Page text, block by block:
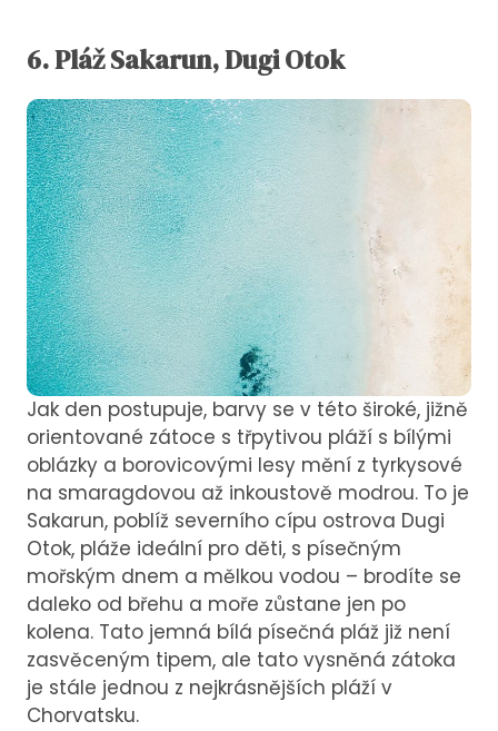
6.PlážSakarun, Dugi Otok
Jak den postupuje, barvy se v této široké, jižně
orientované zátoce s třpytivou pláží s bílými
oblázky a borovicovými lesy mění z tyrkysové
na smaragdovou až inkoustově modrou. To je
Sakarun, poblíž severního cípu ostrova Dugi
Otok, pláže ideální pro děti, s písečným
mořským dnem a mělkou vodou – brodíte se
daleko od břehu a moře zůstane jen po
kolena. Tato jemná bílá písečná pláž již není
zasvěceným tipem, ale tato vysněná zátoka
je stále jednou z nejkrásnějších pláží v
Chorvatsku.